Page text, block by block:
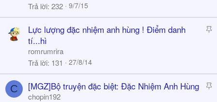
c
k
Trả lời 232 9/7/15
S
k
y
Lực lượng đặc nhiệm anh hùng ! Điểm danh
tí...hì
romrumrira
Trả lời 131 27/8/14
C
S
[MGZ]Bộ truyện đặc biệt: Đặc Nhiệm Anh Hùng
chopin192